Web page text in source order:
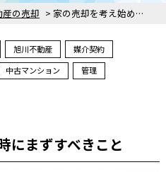
産の売却 > 家の売却を考え始めた時にまずすべきこと
旭川不動産
媒介契約
中古マンション
管理
にまずすべきこと